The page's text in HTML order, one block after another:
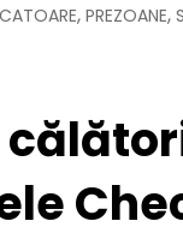
, PREZOANE,